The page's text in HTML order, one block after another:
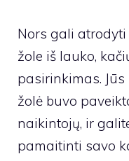
Nors gali
žole iš lauko,
pasirinkimas.
žolė buvo
naikintojų, ir
pamaitinti savo